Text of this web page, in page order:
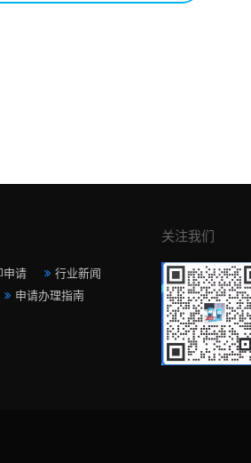
申请
行业新闻
申请办理指南
关注我们